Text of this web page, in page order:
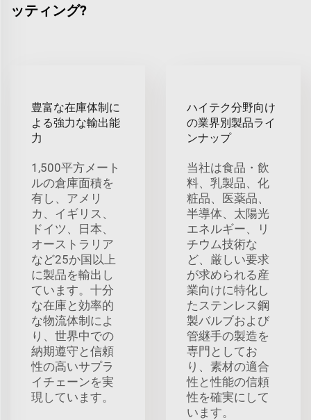
ッティング?
豊富な在庫体制に
よる強力な輸出能
力
1,500平方メート
ルの倉庫面積を
有し、アメリ
カ、イギリス、
ドイツ、日本、
オーストラリア
など25か国以上
に製品を輸出し
ています。十分
な在庫と効率的
な物流体制によ
り、世界中での
納期遵守と信頼
性の高いサプラ
イチェーンを実
現しています。
ハイテク分野向け
の業界別製品ライ
ンナップ
当社は食品・飲
料、乳製品、化
粧品、医薬品、
半導体、太陽光
エネルギー、リ
チウム技術な
ど、厳しい要求
が求められる産
業向けに特化し
たステンレス鋼
製バルブおよび
管継手の製造を
専門としてお
り、素材の適合
性と性能の信頼
性を確実にして
います。